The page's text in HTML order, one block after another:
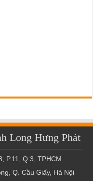
Long Hưng Phát
P.11, Q.3, TPHCM
Q. Cầu Giấy, Hà Nội